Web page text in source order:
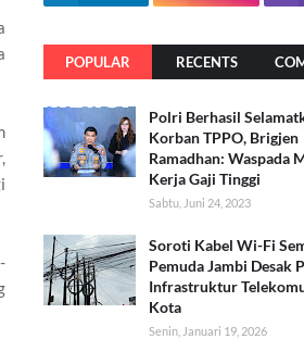
POPULAR RECENTS
Polri Berhasil
Korban TPPO, Brigjen
Ramadhan: Waspada
Kerja Gaji Tinggi
Sabtu, Juni 24, 2023
Soroti Kabel Wi-Fi
Pemuda Jambi Desak
Infrastruktur
Kota
Senin, Januari 19, 2026